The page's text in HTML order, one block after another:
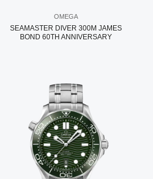
OMEGA
SEAMASTER DIVER 300M JAMES
BOND 60TH ANNIVERSARY